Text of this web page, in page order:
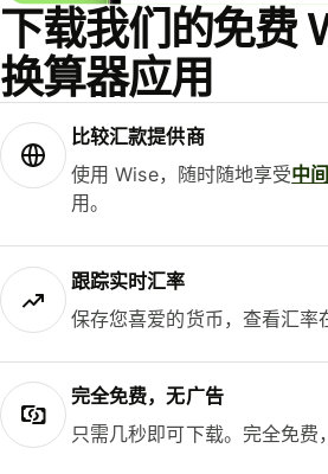
下载我们的免费
换算器应用
比较汇款提供商
使用 Wise，随时随地享受中
用。
跟踪实时汇率
保存您喜爱的货币，查看汇率
完全免费，无广告
只需几秒即可下载。完全免费